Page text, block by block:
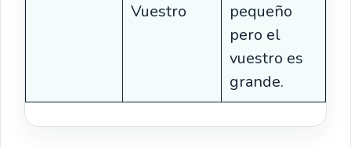
Vuestro
pequeño
pero el
vuestro es
grande.